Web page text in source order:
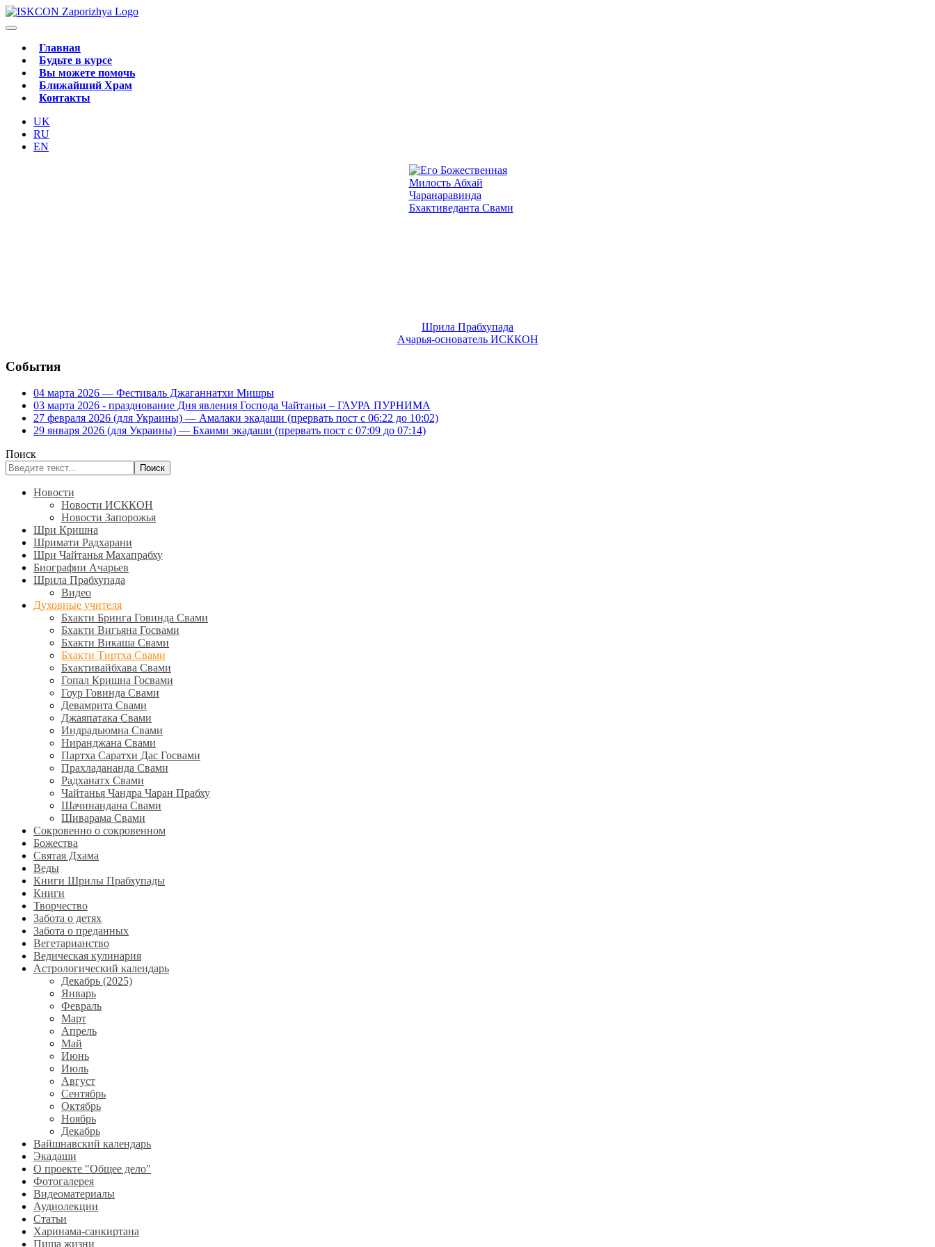
Главная
Будьте в курсе
Вы можете помочь
Ближайший Храм
Контакты
UK
RU
EN
Шрила Прабхупада
Ачарья-основатель ИСККОН
События
04 марта 2026 — Фестиваль Джаганнатхи Мишры
03 марта 2026 - празднование Дня явления Господа Чайтаньи – ГАУРА ПУРНИМА
27 февраля 2026 (для Украины) — Амалаки экадаши (прервать пост с 06:22 до 10:02)
29 января 2026 (для Украины) — Бхаими экадаши (прервать пост с 07:09 до 07:14)
Поиск
Поиск
Новости
Новости ИСККОН
Новости Запорожья
Шри Кришна
Шримати Радхарани
Шри Чайтанья Махапрабху
Биографии Ачарьев
Шрила Прабхупада
Видео
Духовные учителя
Бхакти Бринга Говинда Свами
Бхакти Вигьяна Госвами
Бхакти Викаша Свами
Бхакти Тиртха Свами
Бхактивайбхава Свами
Гопал Кришна Госвами
Гоур Говинда Свами
Девамрита Свами
Джаяпатака Свами
Индрадьюмна Свами
Ниранджана Свами
Партха Саратхи Дас Госвами
Прахладананда Свами
Радханатх Свами
Чайтанья Чандра Чаран Прабху
Шачинандана Свами
Шиварама Свами
Сокровенно о сокровенном
Божества
Святая Дхама
Веды
Книги Шрилы Прабхупады
Книги
Творчество
Забота о детях
Забота о преданных
Вегетарианство
Ведическая кулинария
Астрологический календарь
Декабрь (2025)
Январь
Февраль
Март
Апрель
Май
Июнь
Июль
Август
Сентябрь
Октябрь
Ноябрь
Декабрь
Вайшнавский календарь
Экадаши
О проекте "Общее дело"
Фотогалерея
Видеоматериалы
Аудиолекции
Статьи
Харинама-санкиртана
Пища жизни